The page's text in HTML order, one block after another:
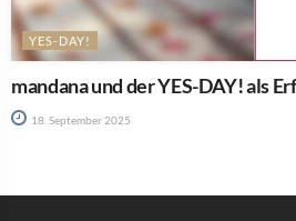
YES-DAY!
mandana und der YES-DAY! als
18. September 2025